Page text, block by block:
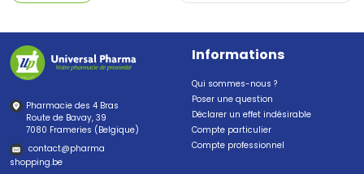
Pharmacie des 4 Bras
Route de Bavay, 39
7080 Frameries (Belgique)
contact@pharma
shopping.be
Informations
Qui sommes-nous ?
Poser une question
Déclarer un effet indésirable
Compte particulier
Compte professionnel